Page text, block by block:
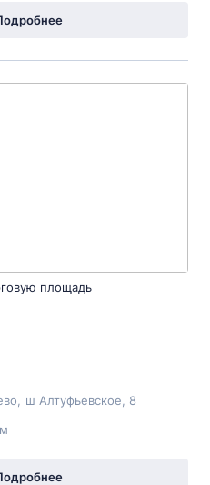
площадь
ш Алтуфьевское , 8